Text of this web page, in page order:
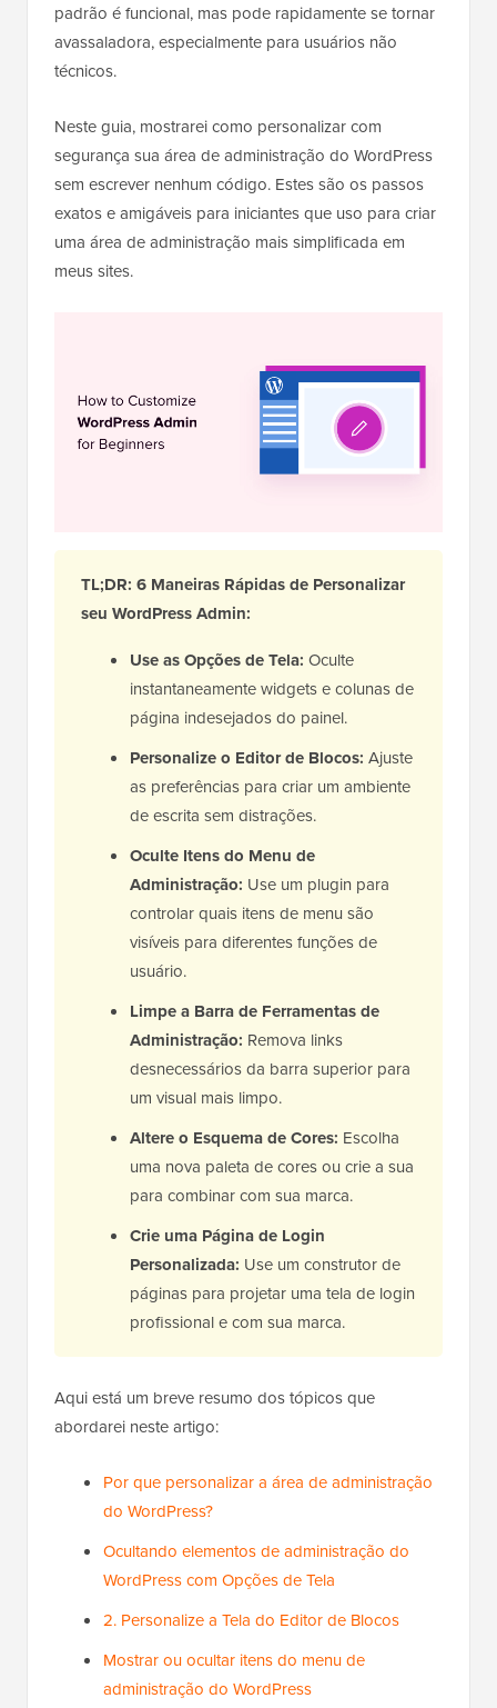
padrão é funcional, mas pode rapidamente se tornar
avassaladora, especialmente para usuários não
técnicos.
Neste guia, mostrarei como personalizar com
segurança sua área de administração do WordPress
sem escrever nenhum código. Estes são os passos
exatos e amigáveis para iniciantes que uso para criar
uma área de administração mais simplificada em
meus sites.
TL;DR: 6 Maneiras Rápidas de Personalizar
seu WordPress Admin:
Use as Opções de Tela: Oculte
instantaneamente widgets e colunas de
página indesejados do painel.
Personalize o Editor de Blocos: Ajuste
as preferências para criar um ambiente
de escrita sem distrações.
Oculte Itens do Menu de
Administração: Use um plugin para
controlar quais itens de menu são
visíveis para diferentes funções de
usuário.
Limpe a Barra de Ferramentas de
Administração: Remova links
desnecessários da barra superior para
um visual mais limpo.
Altere o Esquema de Cores: Escolha
uma nova paleta de cores ou crie a sua
para combinar com sua marca.
Crie uma Página de Login
Personalizada: Use um construtor de
páginas para projetar uma tela de login
profissional e com sua marca.
Aqui está um breve resumo dos tópicos que
abordarei neste artigo:
Por que personalizar a área de administração
do WordPress?
Ocultando elementos de administração do
WordPress com Opções de Tela
2. Personalize a Tela do Editor de Blocos
Mostrar ou ocultar itens do menu de
administração do WordPress